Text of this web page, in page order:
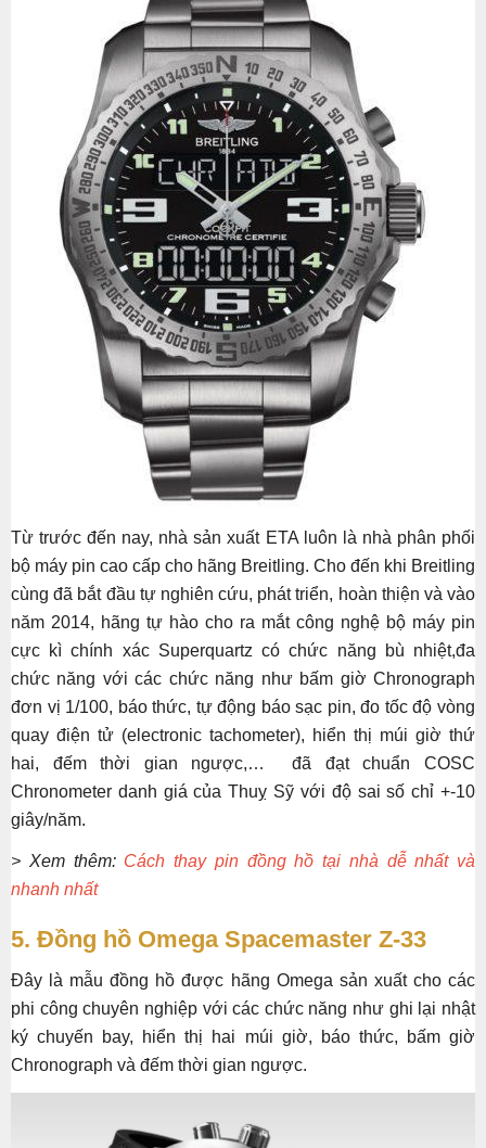
Từ trước đến nay, nhà sản xuất ETA luôn là nhà phân phối
bộ máy pin cao cấp cho hãng Breitling. Cho đến khi Breitling
cùng đã bắt đầu tự nghiên cứu, phát triển, hoàn thiện và vào
năm 2014, hãng tự hào cho ra mắt công nghệ bộ máy pin
cực kì chính xác Superquartz có chức năng bù nhiệt,đa
chức năng với các chức năng như bấm giờ Chronograph
đơn vị 1/100, báo thức, tự động báo sạc pin, đo tốc độ vòng
quay điện tử (electronic tachometer), hiển thị múi giờ thứ
hai, đếm thời gian ngược,… đã đạt chuẩn COSC
Chronometer danh giá của Thuỵ Sỹ với độ sai số chỉ +-10
giây/năm.
> Xem thêm: Cách thay pin đồng hồ tại nhà dễ nhất và
nhanh nhất
5. Đồng hồ Omega Spacemaster Z-33
Đây là mẫu đồng hồ được hãng Omega sản xuất cho các
phi công chuyên nghiệp với các chức năng như ghi lại nhật
ký chuyến bay, hiển thị hai múi giờ, báo thức, bấm giờ
Chronograph và đếm thời gian ngược.